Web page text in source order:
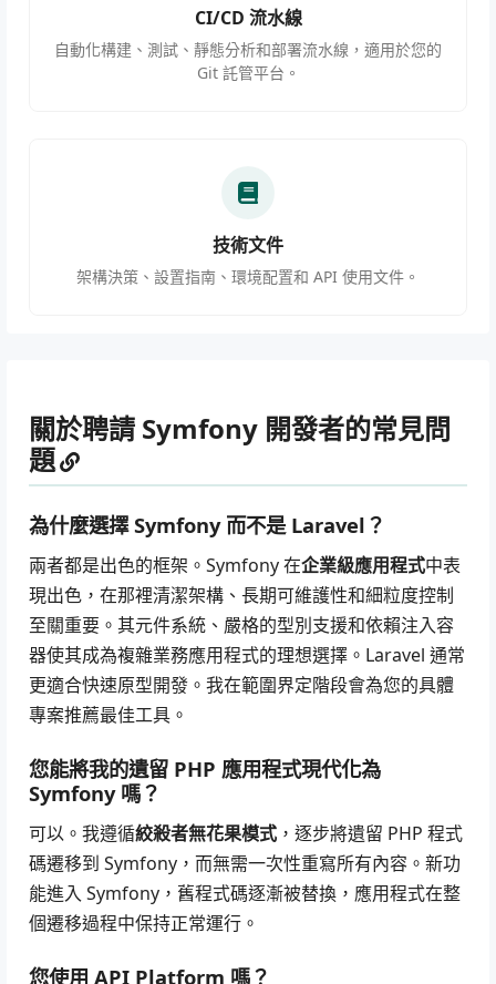
CI/CD 流水線
自動化構建、測試、靜態分析和部署流水線，適用於您的
Git 託管平台。
技術文件
架構決策、設置指南、環境配置和 API 使用文件。
關於聘請 Symfony 開發者的常見問
題
為什麼選擇 Symfony 而不是 Laravel？
兩者都是出色的框架。Symfony 在企業級應用程式中表
現出色，在那裡清潔架構、長期可維護性和細粒度控制
至關重要。其元件系統、嚴格的型別支援和依賴注入容
器使其成為複雜業務應用程式的理想選擇。Laravel 通常
更適合快速原型開發。我在範圍界定階段會為您的具體
專案推薦最佳工具。
您能將我的遺留 PHP 應用程式現代化為
Symfony 嗎？
可以。我遵循絞殺者無花果模式 ，逐步將遺留 PHP 程式
碼遷移到 Symfony，而無需一次性重寫所有內容。新功
能進入 Symfony，舊程式碼逐漸被替換，應用程式在整
個遷移過程中保持正常運行。
您使用 API Platform 嗎？